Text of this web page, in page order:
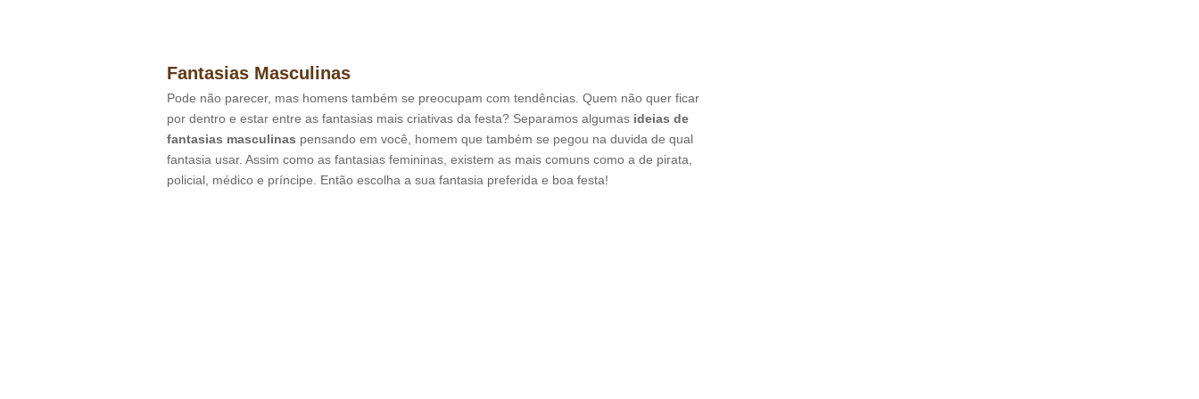
Fantasias Masculinas
Pode não parecer, mas homens também se preocupam com tendências. Quem não quer ficar
por dentro e estar entre as fantasias mais criativas da festa? Separamos algumas ideias de
fantasias masculinas pensando em você, homem que também se pegou na duvida de qual
fantasia usar. Assim como as fantasias femininas, existem as mais comuns como a de pirata,
policial, médico e príncipe. Então escolha a sua fantasia preferida e boa festa!